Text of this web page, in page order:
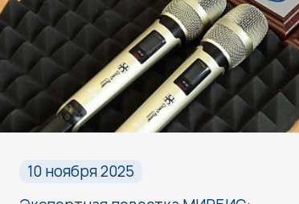
10 ноября 2025